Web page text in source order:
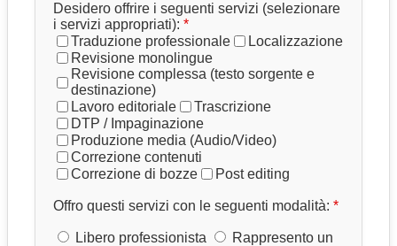
Desidero offrire i seguenti servizi (selezionare
i servizi appropriati):
Traduzione professionale
Localizzazione
Revisione monolingue
Revisione complessa (testo sorgente e
destinazione)
Lavoro editoriale
Trascrizione
DTP / Impaginazione
Produzione media (Audio/Video)
Correzione contenuti
Correzione di bozze
Post editing
Offro questi servizi con le seguenti modalità:
Libero professionista
Rappresento un